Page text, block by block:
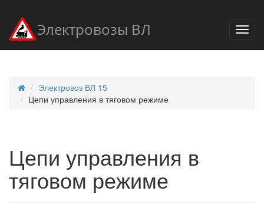
Электровозы ВЛ
Электровоз ВЛ 15
Цепи управления в тяговом режиме
Цепи управления в
тяговом режиме